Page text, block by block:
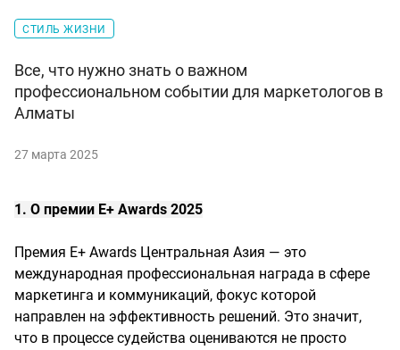
СТИЛЬ ЖИЗНИ
Все, что нужно знать о важном
профессиональном событии для маркетологов в
Алматы
27 марта 2025
1. О премии E+ Awards 2025
Премия E+ Awards Центральная Азия — это
международная профессиональная награда в сфере
маркетинга и коммуникаций, фокус которой
направлен на эффективность решений. Это значит,
что в процессе судейства оцениваются не просто